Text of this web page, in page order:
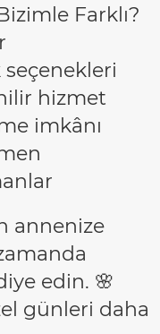
Farklı?
hizmet
imkânı
annenize
edin. 🌸
günleri daha